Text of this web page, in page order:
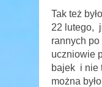
Tak też
22 lutego,
rannych
uczniowie
bajek i nie
można